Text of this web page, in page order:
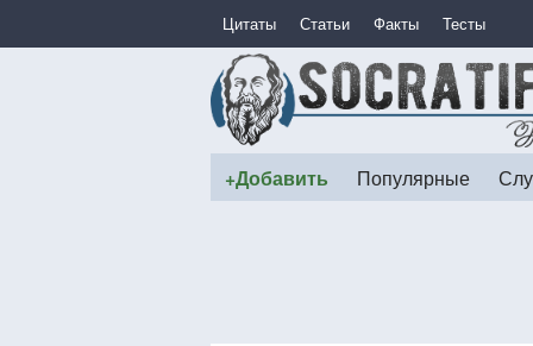
Цитаты Статьи Факты Тесты
+Добавить Популярные